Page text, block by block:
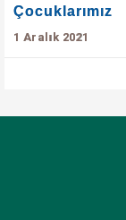
Çocuklarımız
1 Aralık 2021